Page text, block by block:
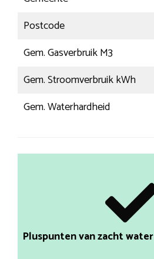
Postcode
Gem. Gasverbruik M3
Gem. Stroomverbruik kWh
Gem. Waterhardheid
Pluspunten van zacht water